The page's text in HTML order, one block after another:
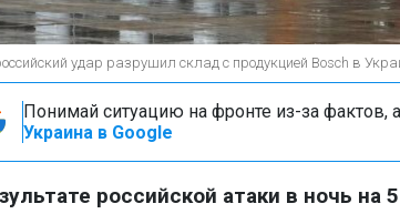
удар разрушил склад с продукцией Bosch в
Понимай ситуацию на фронте из-за фактов,
Украина в Google
российской атаки в ночь на